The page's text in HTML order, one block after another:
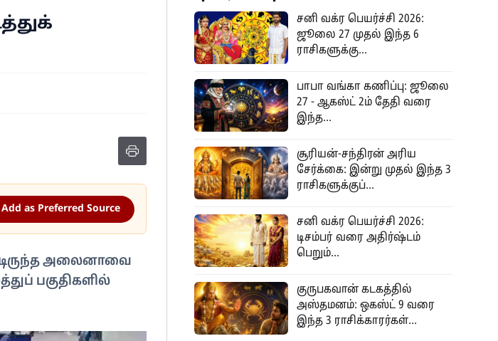
Add as Preferred Source
அலைனாவை
பகுதிகளில்
சனி வக்ர பெயர்ச்சி 2026:
ஜூலை 27 முதல் இந்த 6
ராசிகளுக்கு...
பாபா வங்கா கணிப்பு: ஜூலை
27 - ஆகஸ்ட் 2ம் தேதி வரை
இந்த...
சூரியன்-சந்திரன் அரிய
சேர்க்கை: இன்று முதல் இந்த 3
ராசிகளுக்குப்...
சனி வக்ர பெயர்ச்சி 2026:
டிசம்பர் வரை அதிர்ஷ்டம்
பெறும்...
குருபகவான் கடகத்தில்
அஸ்தமனம்: ஒகஸ்ட் 9 வரை
இந்த 3 ராசிக்காரர்கள்...